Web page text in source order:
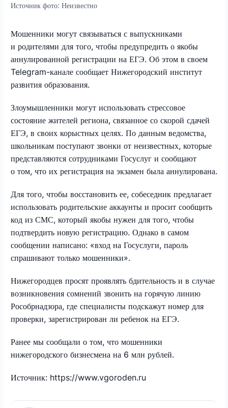
Источник фото: Неизвестно
Мошенники могут связываться с выпускниками
и родителями для того, чтобы предупредить о якобы
аннулированной регистрации на ЕГЭ. Об этом в своем
Telegram-канале сообщает Нижегородский институт
развития образования.
Злоумышленники могут использовать стрессовое
состояние жителей региона, связанное со скорой сдачей
ЕГЭ, в своих корыстных целях. По данным ведомства,
школьникам поступают звонки от неизвестных, которые
представляются сотрудниками Госуслуг и сообщают
о том, что их регистрация на экзамен была аннулирована.
Для того, чтобы восстановить ее, собеседник предлагает
использовать родительские аккаунты и просит сообщить
код из СМС, который якобы нужен для того, чтобы
подтвердить новую регистрацию. Однако в самом
сообщении написано: «вход на Госуслуги, пароль
спрашивают только мошенники».
Нижегородцев просят проявлять бдительность и в случае
возникновения сомнений звонить на горячую линию
Рособрнадзора, где специалисты подскажут номер для
проверки, зарегистрирован ли ребенок на ЕГЭ.
Ранее мы сообщали о том, что мошенники
нижегородского бизнесмена на 6 млн рублей.
Источник: https://www.vgoroden.ru